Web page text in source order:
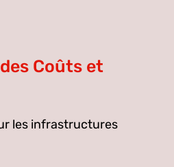
Coûts et
les infrastructures